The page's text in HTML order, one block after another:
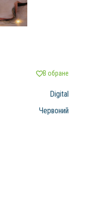
В обране
Digital
Червоний